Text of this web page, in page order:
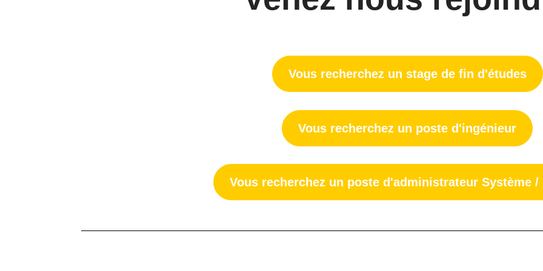
Vous recherchez un stage de fin d'études
Vous recherchez un poste d'ingénieur
Vous recherchez un poste d'administrateur Système /